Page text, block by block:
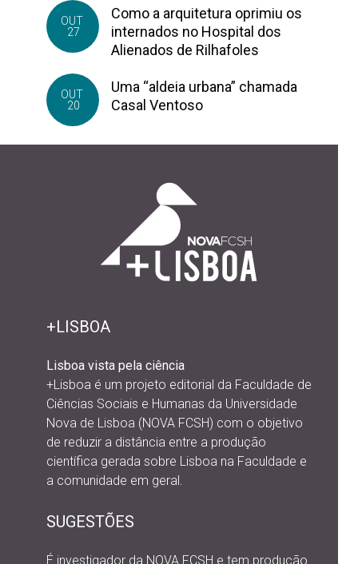
OUT
27
Como a arquitetura oprimiu os
internados no Hospital dos
Alienados de Rilhafoles
OUT
20
Uma “aldeia urbana” chamada
Casal Ventoso
+LISBOA
Lisboa vista pela ciência
+Lisboa é um projeto editorial da Faculdade de
Ciências Sociais e Humanas da Universidade
Nova de Lisboa (NOVA FCSH) com o objetivo
de reduzir a distância entre a produção
científica gerada sobre Lisboa na Faculdade e
a comunidade em geral.
SUGESTÕES
É investigador da NOVA FCSH e tem produção